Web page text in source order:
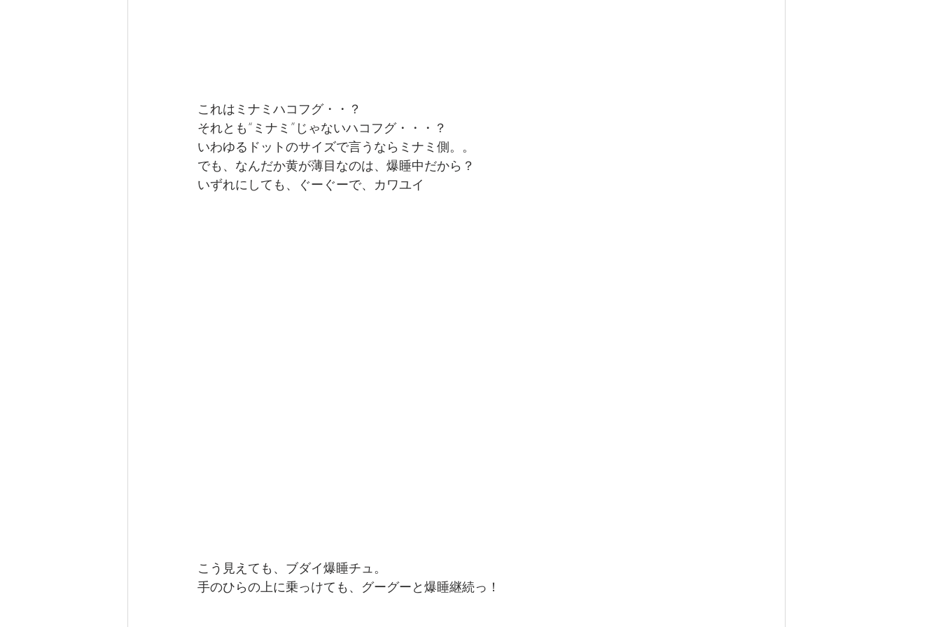
これはミナミハコフグ・・？
それとも“ミナミ”じゃないハコフグ・・・？
いわゆるドットのサイズで言うならミナミ側。。
でも、なんだか黄が薄目なのは、爆睡中だから？
いずれにしても、ぐーぐーで、カワユイ
こう見えても、ブダイ爆睡チュ。
手のひらの上に乗っけても、グーグーと爆睡継続っ！